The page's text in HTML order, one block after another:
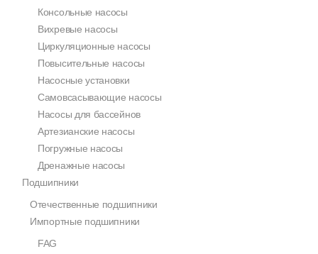
Консольные насосы
Вихревые насосы
Циркуляционные насосы
Повысительные насосы
Насосные установки
Самовсасывающие насосы
Насосы для бассейнов
Артезианские насосы
Погружные насосы
Дренажные насосы
Подшипники
Отечественные подшипники
Импортные подшипники
FAG